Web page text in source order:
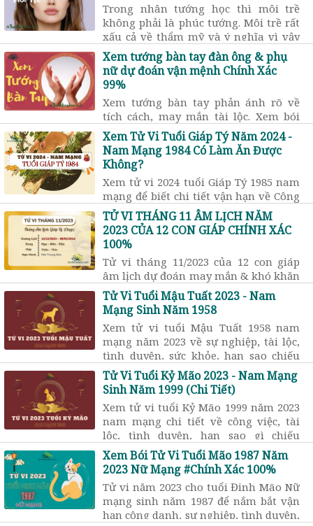
Trong nhân tướng học thì môi trề
không phải là phúc tướng. Môi trề rất
xấu cả về thẩm mỹ và ý nghĩa vì vậy
khi gặp tướng này cần phải có biện
pháp cải tướng phù hợp.
Xem tướng bàn tay đàn ông & phụ
nữ dự đoán vận mệnh Chính Xác
99%
Xem tướng bàn tay phản ánh rõ về
tích cách, may mắn tài lộc. Xem bói
bàn tay không chỉ xét hình dáng tổng
thể mà còn xét tướng từ lòng bàn tay,
ngón tay đến khí sắc, biểu hiện trên
các gò bàn tay.
Xem Tử Vi Tuổi Giáp Tý Năm 2024 -
Nam Mạng 1984 Có Làm Ăn Được
Không?
Xem tử vi 2024 tuổi Giáp Tý 1985 nam
mạng để biết chi tiết vận hạn về Công
danh sự nghiệp, Tiền bạc tài chính,
Tình duyên gia đạo, Sức khỏe tai
ương…
TỬ VI THÁNG 11 ÂM LỊCH NĂM
2023 CỦA 12 CON GIÁP CHÍNH XÁC
100%
Tử vi tháng 11/2023 của 12 con giáp
âm lịch dự đoán may mắn & khó khăn
về tài lộc, công việc, tình cảm… Xem
tử vi tháng 11 âm năm 2023 tuổi nào
tốt? Tuổi nào xấu?
Tử Vi Tuổi Mậu Tuất 2023 - Nam
Mạng Sinh Năm 1958
Xem tử vi tuổi Mậu Tuất 1958 nam
mạng năm 2023 về sự nghiệp, tài lộc,
tình duyên, sức khỏe, hạn sao chiếu
mệnh, có phạm Thái Tuế, Tam Tai,
Kim Lâu, … không?
Tử Vi Tuổi Kỷ Mão 2023 - Nam Mạng
Sinh Năm 1999 (Chi Tiết)
Xem tử vi tuổi Kỷ Mão 1999 năm 2023
nam mạng chi tiết về công việc, tài
lộc, tình duyên, hạn sao gì chiếu
mệnh, có phạm kim lâu, Thái Tuế,
Tam Tai, … không?
Xem Bói Tử Vi Tuổi Mão 1987 Năm
2023 Nữ Mạng #Chính Xác 100%
Tử vi năm 2023 cho tuổi Đinh Mão Nữ
mạng sinh năm 1987 để nắm bắt vận
hạn công danh, sự nghiệp, tình duyên,